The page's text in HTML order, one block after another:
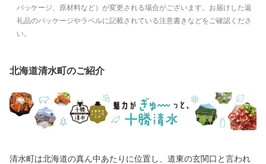
パッケージ、原材料など）が変更される場合がございます。お届けした返
礼品のパッケージやラベルに記載されている注意書きなどをご確認くださ
い。
北海道清水町のご紹介
清水町は北海道の真ん中あたりに位置し、道東の玄関口と言われ